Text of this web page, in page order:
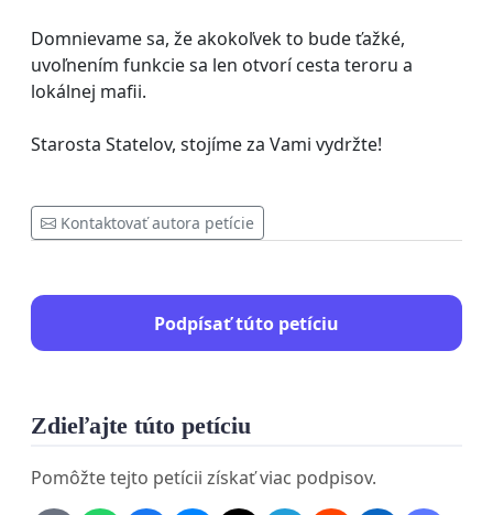
Domnievame sa, že akokoľvek to bude ťažké,
uvoľnením funkcie sa len otvorí cesta teroru a
lokálnej mafii.
Starosta Statelov, stojíme za Vami vydržte!
Kontaktovať autora petície
Podpísať túto petíciu
Zdieľajte túto petíciu
Pomôžte tejto petícii získať viac podpisov.